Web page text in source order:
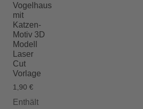
Vogelhaus
mit
Katzen-
Motiv 3D
Modell
Laser
Cut
Vorlage
1,90 €
Enthält